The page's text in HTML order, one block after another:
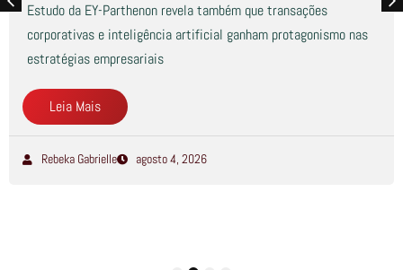
Estudo da EY-Parthenon revela também que transações
corporativas e inteligência artificial ganham protagonismo nas
estratégias empresariais
Leia Mais
Rebeka Gabrielle agosto 4, 2026